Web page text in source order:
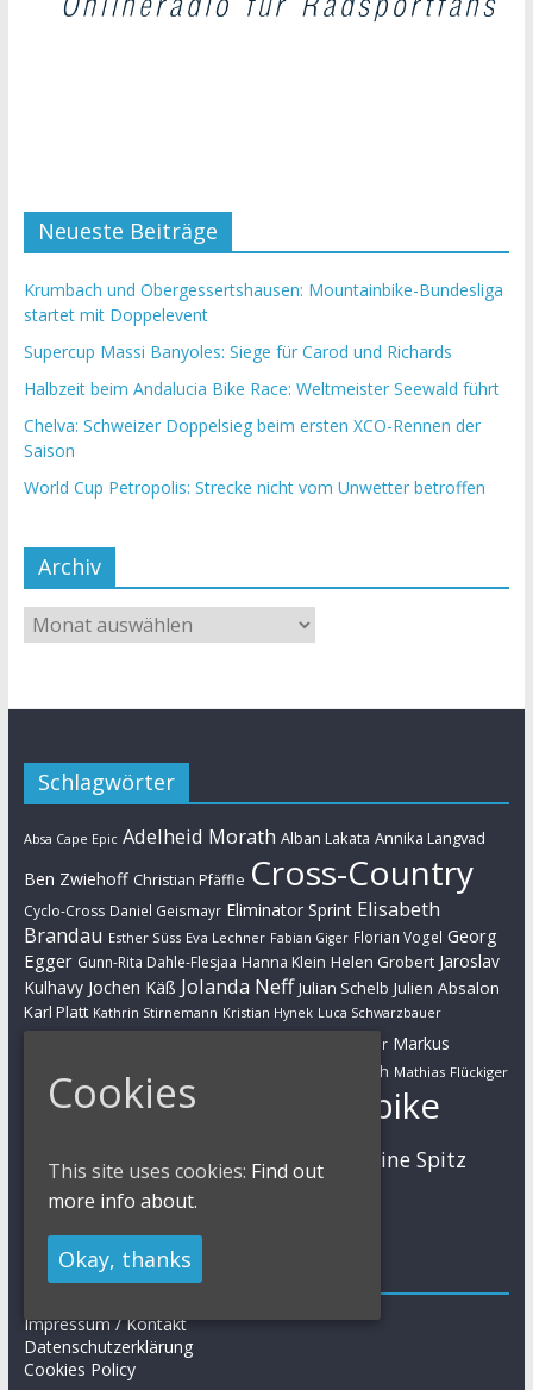
Neueste Beiträge
Krumbach und Obergessertshausen: Mountainbike-Bundesliga
startet mit Doppelevent
Supercup Massi Banyoles: Siege für Carod und Richards
Halbzeit beim Andalucia Bike Race: Weltmeister Seewald führt
Chelva: Schweizer Doppelsieg beim ersten XCO-Rennen der
Saison
World Cup Petropolis: Strecke nicht vom Unwetter betroffen
Archiv
Schlagwörter
Absa Cape Epic Adelheid Morath Alban Lakata Annika Langvad
Ben Zwiehoff Christian Pfäffle Cross-Country
Cyclo-Cross Daniel Geismayr Eliminator Sprint Elisabeth
Brandau Esther Süss Eva Lechner Fabian Giger Florian Vogel Georg
Egger Gunn-Rita Dahle-Flesjaa Hanna Klein Helen Grobert Jaroslav
Kulhavy Jochen Käß Jolanda Neff Julian Schelb Julien Absalon
Karl Platt Kathrin Stirnemann Kristian Hynek Luca Schwarzbauer
Marathon Markus Bauer Markus
Martin Gluth Mathias Flückiger
Max Brandl Moritz Milatz
Mountainbike
MTB Nadine Rieder Nino Schurter Sabine Spitz
Simon Stiebjahn UCI
Impressum
Impressum / Kontakt
Datenschutzerklärung
Cookies Policy
Cookies
This site uses cookies: Find out
more info about.
Okay, thanks